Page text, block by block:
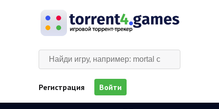
Регистрация Войти